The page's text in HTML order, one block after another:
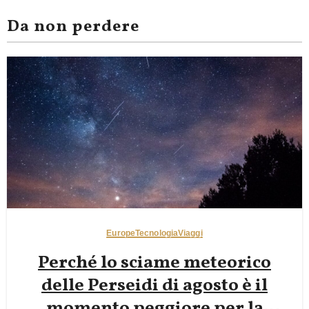
Da non perdere
EuropeTecnologiaViaggi
Perché lo sciame meteorico
delle Perseidi di agosto è il